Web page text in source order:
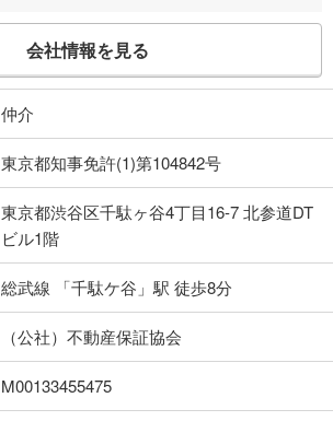
会社情報を見る
仲介
東京都知事免許(1)第104842号
東京都渋谷区千駄ヶ谷4丁目16-7 北参道DT
ビル1階
総武線 「千駄ケ谷」駅 徒歩8分
（公社）不動産保証協会
M00133455475